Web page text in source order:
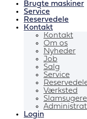
Brugte maskiner
Service
Reservedele
Kontakt
Kontakt
Om os
Nyheder
Job
Salg
Service
Værksted
Login